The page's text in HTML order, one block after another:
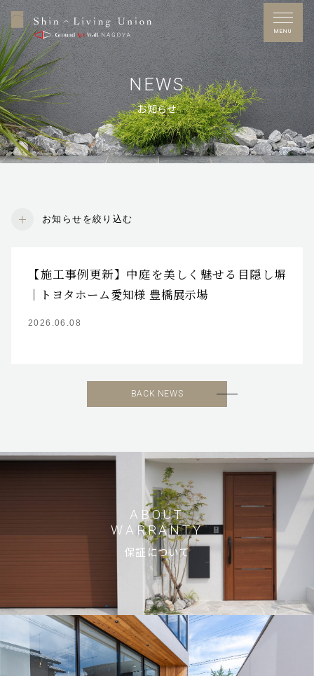
MENU
お問い合わせ
Free Dial0120-53-7272
ホーム
ご依頼の流れ
保証について
ガーデンファニチャー
会社概要
サステナビリティ
ブログ
NEWS
お知らせ
【施工事例更新】中庭を美しく魅せる目隠し塀
｜トヨタホーム愛知様 豊橋展示場
2026.06.08
BACK NEWS
お知らせを絞り込む
ABOUT
WARRANTY
保証について